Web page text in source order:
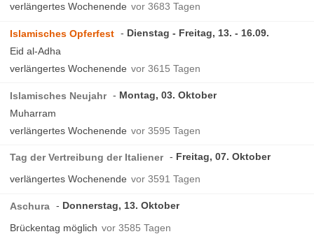
verlängertes Wochenende vor 3683 Tagen
Islamisches Opferfest
Dienstag - Freitag, 13. - 16.09.
Eid al-Adha
verlängertes Wochenende vor 3615 Tagen
Islamisches Neujahr
Montag, 03. Oktober
Muharram
verlängertes Wochenende vor 3595 Tagen
Tag der Vertreibung der Italiener
Freitag, 07. Oktober
verlängertes Wochenende vor 3591 Tagen
Aschura
Donnerstag, 13. Oktober
Brückentag möglich vor 3585 Tagen